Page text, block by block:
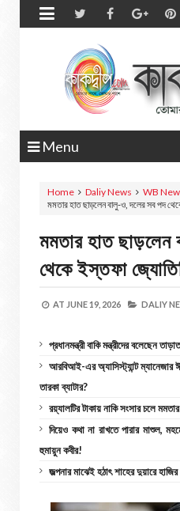

Menu
Home Daliy News
WB
মমতার হাত ছাড়লেন বালু-ও, দলের সব পদ
মমতার হাত
থেকে ইস্তফা
AT JUNE 19, 2026 DALIY
প্রধানমন্ত্রী বাকি মন্ত্রীদের বলেছেন
আরবিআই-এর অ্যাসিস্ট্যান্ট ম্যানেজার
তারকা ব্যাটার?
রয়্যালটির টাকায় নাকি সংসার চলে
দিয়েও কথা না রাখতে পারার মাশুল,
হুমায়ুন কবীর!
জল্পনার মাঝেই হঠাৎ শাহের দুয়ারে